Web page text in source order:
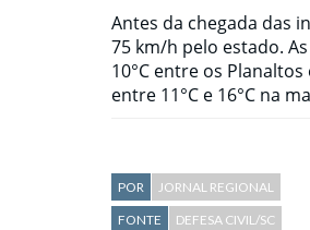
Antes da chegada das
75 km/h pelo estado.
10°C entre os
entre 11°C e 16°C na
POR
JORNAL REGIONAL
FONTE
DEFESA CIVIL/SC